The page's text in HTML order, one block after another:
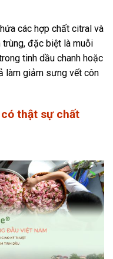
các hợp chất citral và
đặc biệt là muỗi
tinh dầu chanh hoặc
làm giảm sưng vết côn
có thật sự chất